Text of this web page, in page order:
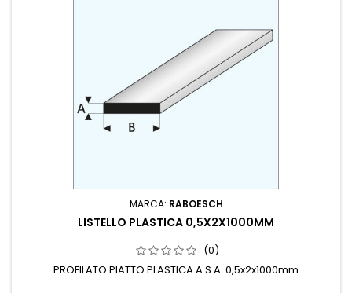
MARCA: RABOESCH
LISTELLO PLASTICA 0,5X2X1000MM
(0)
PROFILATO PIATTO PLASTICA A.S.A. 0,5x2x1000mm